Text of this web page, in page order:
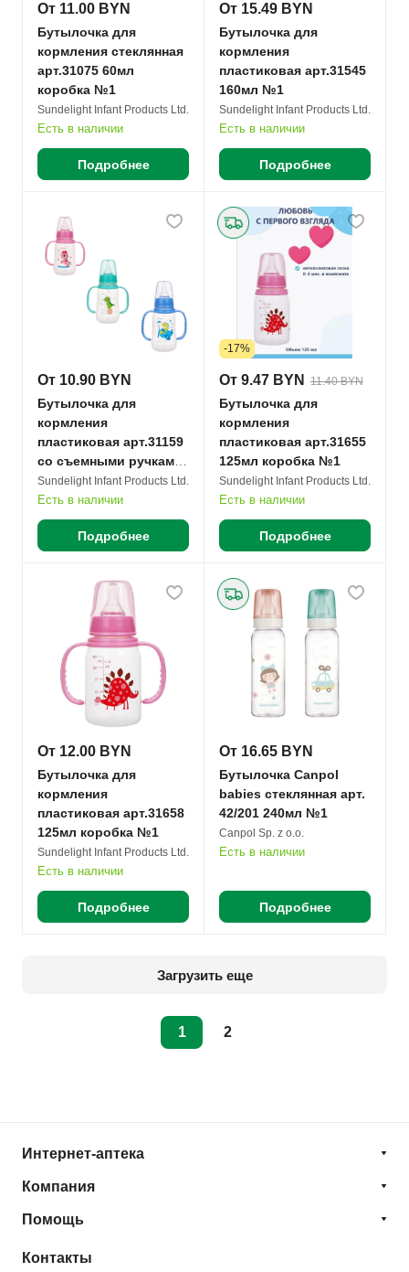
От 11.00 BYN
Бутылочка для
кормления стеклянная
арт.31075 60мл
коробка №1
Sundelight Infant Products Ltd.
Есть в наличии
Подробнее
От 15.49 BYN
Бутылочка для
кормления
пластиковая арт.31545
160мл №1
Sundelight Infant Products Ltd.
Есть в наличии
Подробнее
От 10.90 BYN
Бутылочка для
кормления
пластиковая арт.31159
со съемными ручками
130мл пакет №1
Sundelight Infant Products Ltd.
Есть в наличии
Подробнее
-17%
От 9.47 BYN 11.40 BYN
Бутылочка для
кормления
пластиковая арт.31655
125мл коробка №1
Sundelight Infant Products Ltd.
Есть в наличии
Подробнее
От 12.00 BYN
Бутылочка для
кормления
пластиковая арт.31658
125мл коробка №1
Sundelight Infant Products Ltd.
Есть в наличии
Подробнее
От 16.65 BYN
Бутылочка Canpol
babies стеклянная арт.
42/201 240мл №1
Canpol Sp. z o.o.
Есть в наличии
Подробнее
Загрузить еще
1 2
Интернет-аптека
Компания
Помощь
Контакты